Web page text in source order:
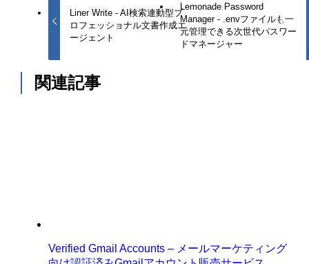
Liner Write - AI検索連動型プ
ロフェッショナル文書作成エ
ージェント
Lemonade Password
Manager - .envファイルも一
元管理できる次世代パスワー
ドマネージャー
関連記事
Verified Gmail Accounts – メールマーケティング